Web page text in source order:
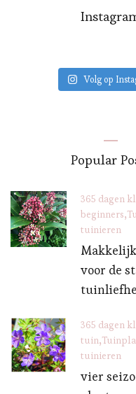
Volg op
Popular
365 dagen
beginners
tuinieren
voor de
365 dagen
tuin
tuinieren
vier